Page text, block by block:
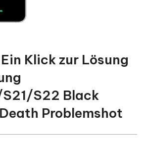
Klick zur Lösung
S22 Black
Problemshot